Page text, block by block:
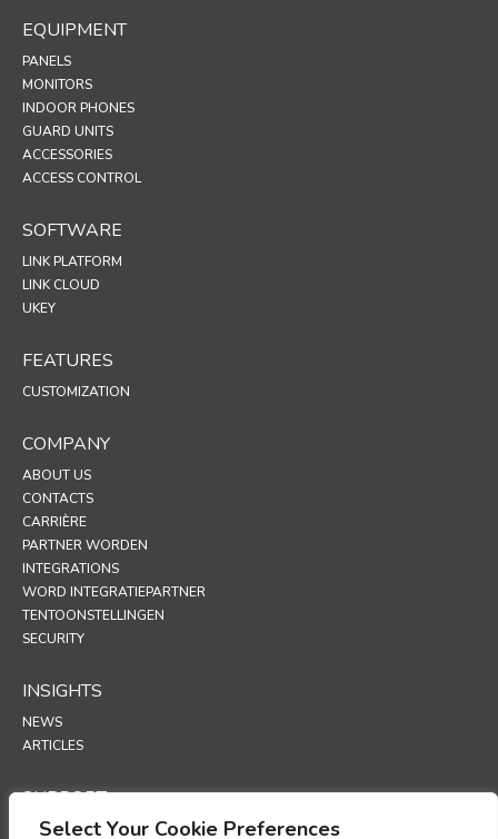
Select Your Cookie Preferences
EQUIPMENT
PANELS
MONITORS
INDOOR PHONES
GUARD UNITS
ACCESSORIES
ACCESS CONTROL
SOFTWARE
LINK PLATFORM
LINK CLOUD
UKEY
FEATURES
CUSTOMIZATION
COMPANY
ABOUT US
CONTACTS
CARRIÈRE
PARTNER WORDEN
INTEGRATIONS
WORD INTEGRATIEPARTNER
TENTOONSTELLINGEN
SECURITY
INSIGHTS
NEWS
ARTICLES
SUPPORT
TECHNICAL PORTAL